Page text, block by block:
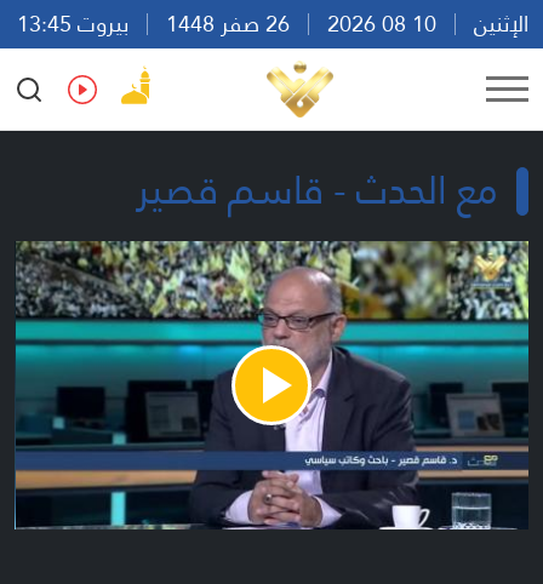
الإثنين
بيروت 13:45
Ar
En Fr Es
مع الحدث - قاسم قصير
Play
Video